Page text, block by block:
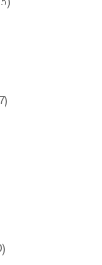
izdelkov
izdelkov
izdelkov